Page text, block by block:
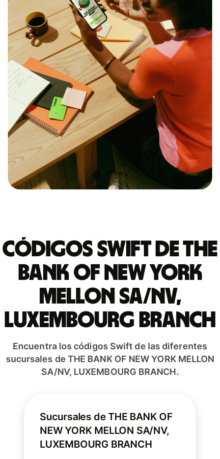
Códigos Swift de THE
BANK OF NEW YORK
MELLON SA/NV,
LUXEMBOURG BRANCH
Encuentra los códigos Swift de las diferentes
sucursales de THE BANK OF NEW YORK MELLON
SA/NV, LUXEMBOURG BRANCH.
Sucursales de THE BANK OF
NEW YORK MELLON SA/NV,
LUXEMBOURG BRANCH